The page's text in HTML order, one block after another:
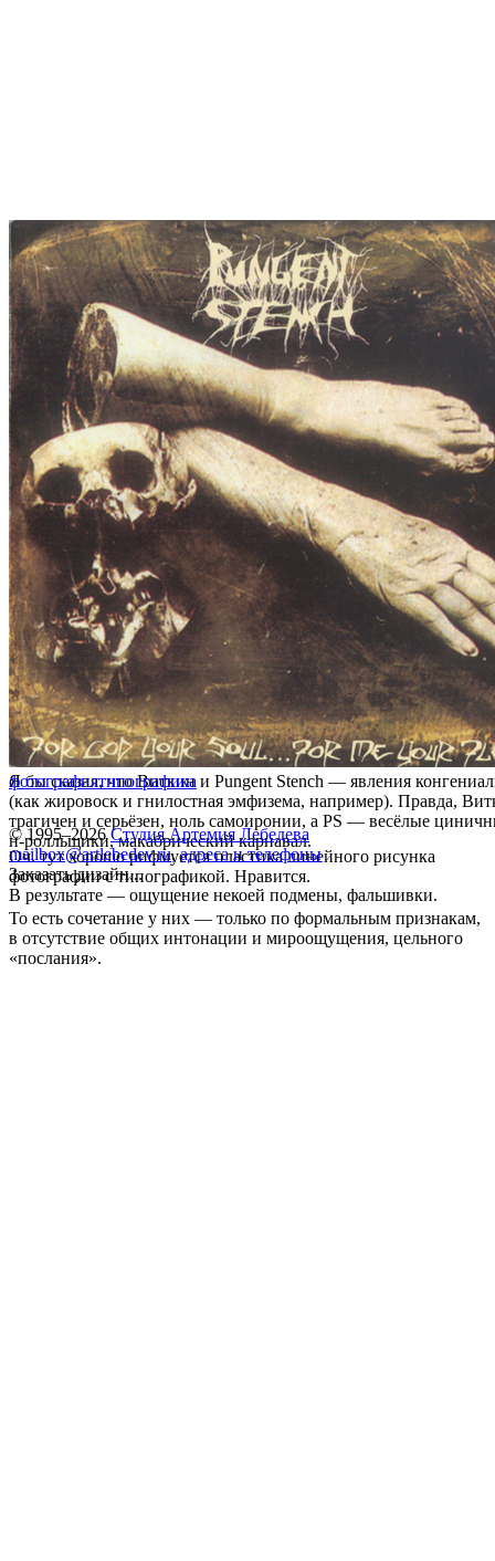
Я бы сказал, что Виткин и Pungent Stench — явления
(как жировоск и гнилостная эмфизема, например). Правда,
трагичен и серьёзен, ноль самоиронии, а PS — весёлые
н-ролльщики, макабрический карнавал.
Оч. тут хорошо рифмуется пластика линейного рисунка
фотографии с типографикой. Нравится.
В результате — ощущение некоей подмены, фальшивки.
То есть сочетание у них — только по формальным признакам,
в отсутствие общих интонации и мироощущения, цельного
«послания».
фотографиятипографика
© 1995–2026 Студия Артемия Лебедева
mailbox@artlebedev.ru, адреса и телефоны
Заказать дизайн...